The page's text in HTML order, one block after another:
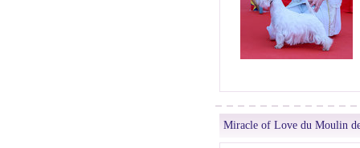
Miracle of Love du Moulin